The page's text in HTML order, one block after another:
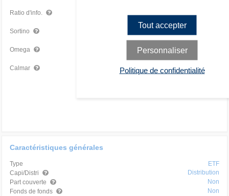
Ratio d'info.
Sortino Très mauvais
Omega Très mauvais
Calmar Très mauvais
Caractéristiques générales
Type
ETF
Capi/Distri
Distribution
Part couverte
Non
Fonds de fonds
Non
Tout accepter
Personnaliser
Politique de confidentialité